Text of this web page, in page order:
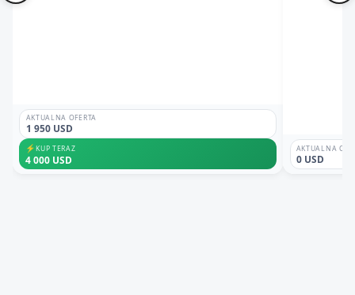
AKTUALNA OFERTA
1 950 USD
⚡KUP TERAZ
4 000 USD
AKTUALNA
0 USD